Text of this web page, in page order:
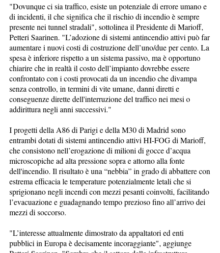
"Dovunque ci sia traffico, esiste un potenziale di errore umano e
di incidenti, il che significa che il rischio di incendio è sempre
presente nei tunnel stradali", sottolinea il Presidente di Marioff,
Petteri Saarinen. "L’adozione di sistemi antincendio attivi può far
aumentare i nuovi costi di costruzione dell’uno/due per cento. La
spesa è inferiore rispetto a un sistema passivo, ma è opportuno
chiarire che in realtà il costo dell’impianto dovrebbe essere
confrontato con i costi provocati da un incendio che divampa
senza controllo, in termini di vite umane, danni diretti e
conseguenze dirette dell'interruzione del traffico nei mesi o
addirittura negli anni successivi."
I progetti della A86 di Parigi e della M30 di Madrid sono
entrambi dotati di sistemi antincendio attivi HI-FOG di Marioff,
che consistono nell’erogazione di milioni di gocce d’acqua
microscopiche ad alta pressione sopra e attorno alla fonte
dell'incendio. Il risultato è una “nebbia” in grado di abbattere con
estrema efficacia le temperature potenzialmente letali che si
sprigionano negli incendi con mezzi pesanti coinvolti, facilitando
l’evacuazione e guadagnando tempo prezioso fino all’arrivo dei
mezzi di soccorso.
"L’interesse attualmente dimostrato da appaltatori ed enti
pubblici in Europa è decisamente incoraggiante", aggiunge